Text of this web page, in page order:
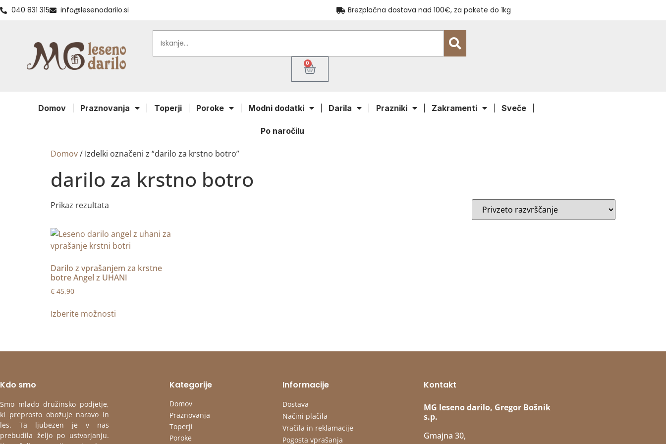
040 831 315 info@lesenodarilo.si Brezplačna dostava nad 100€, za pakete do 1kg
0
Domov Praznovanja Toperji Poroke Modni dodatki Darila Prazniki Zakramenti Sveče
Po naročilu
Domov/ Izdelki označeni z “darilo za krstno botro”
darilo za krstno botro
Prikaz rezultata
Darilo z vprašanjem za krstne
botre Angel z UHANI
€ 45,90
Izberite možnosti
Kdo smo
Smo mlado družinsko podjetje,
ki preprosto obožuje naravo in
les. Ta ljubezen je v nas
prebudila željo po ustvarjanju.
Kategorije
Domov
Praznovanja
Toperji
Poroke
Informacije
Dostava
Načini plačila
Vračila in reklamacije
Pogosta vprašanja
Kontakt
MG leseno darilo, Gregor Bošnik
s.p.
Gmajna 30,